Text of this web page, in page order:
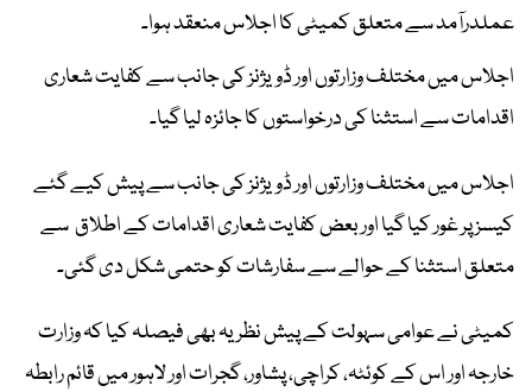
عملدرآمد سے متعلق کمیٹی کا اجلاس منعقد ہوا۔
اجلاس میں مختلف وزارتوں اور ڈویژنز کی جانب سے کفایت شعاری
اقدامات سے استثنا کی درخواستوں کا جائزہ لیا گیا۔
اجلاس میں مختلف وزارتوں اور ڈویژنز کی جانب سے پیش کیے گئے
کیسز پر غور کیا گیا اور بعض کفایت شعاری اقدامات کے اطلاق سے
متعلق استثنا کے حوالے سے سفارشات کو حتمی شکل دی گئی۔
کمیٹی نے عوامی سہولت کے پیش نظر یہ بھی فیصلہ کیا کہ وزارت
خارجہ اور اس کے کوئٹہ، کراچی، پشاور، گجرات اور لاہور میں قائم رابطہ